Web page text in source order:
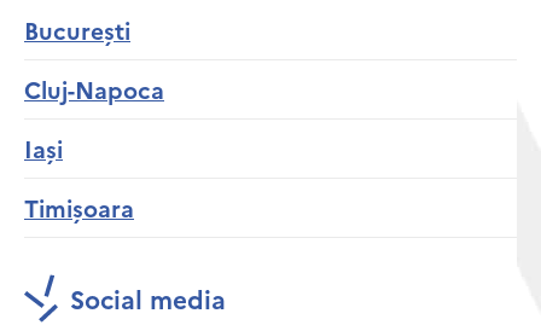
București
Cluj-Napoca
Iași
Timișoara
Social media